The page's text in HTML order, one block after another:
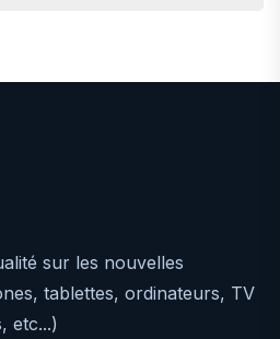
sur les nouvelles
tablettes, ordinateurs, TV
etc...)